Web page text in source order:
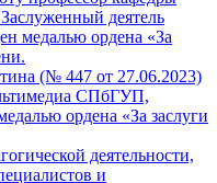
(№ 447 от 27.06.2023)
СПбГУП,
ордена «За заслуги